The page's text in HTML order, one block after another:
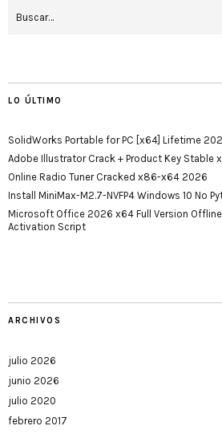
LO ÚLTIMO
SolidWorks Portable for PC [x64] Lifetime
Adobe Illustrator Crack + Product Key Stable
Online Radio Tuner Cracked x86-x64 2026
Install MiniMax-M2.7-NVFP4 Windows 10 No
Microsoft Office 2026 x64 Full Version Offline
Activation Script
ARCHIVOS
julio 2026
junio 2026
julio 2020
febrero 2017